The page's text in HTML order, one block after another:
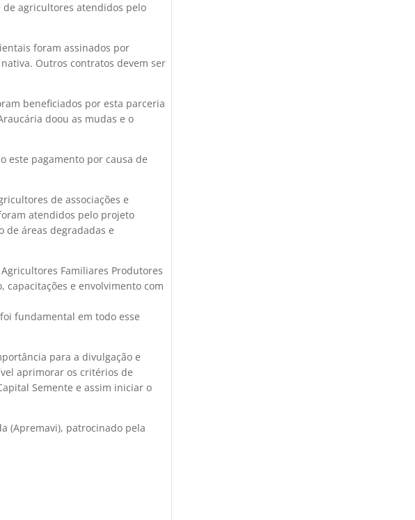
de agricultores atendidos pelo
foram assinados por
Outros contratos devem ser
beneficiados por esta parceria
doou as mudas e o
este pagamento por causa de
de associações e
atendidos pelo projeto
de áreas degradadas e
Familiares Produtores
capacitações e envolvimento com
fundamental em todo esse
para a divulgação e
aprimorar os critérios de
Semente e assim iniciar o
(Apremavi), patrocinado pela